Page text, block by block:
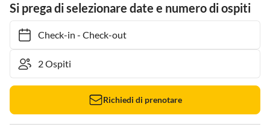
Si prega di selezionare date e numero di ospiti
Check-in- Check-out
Richiedi di prenotare